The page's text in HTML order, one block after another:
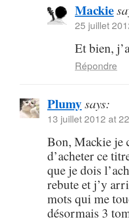
Mackie
25 juillet
Et bien,
Répondre
Plumysays:
13 juillet 2012 at
Bon, Mackie je
d’acheter ce
que je dois
rebute et j’y
mots qui me
désormais 3